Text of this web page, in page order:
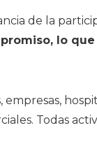
de la
lo que
Todas